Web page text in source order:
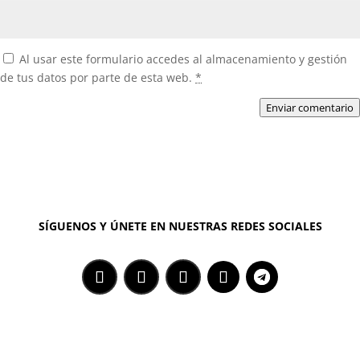
Al usar este formulario accedes al almacenamiento y gestión
de tus datos por parte de esta web. *
Enviar comentario
SÍGUENOS Y ÚNETE EN NUESTRAS REDES SOCIALES